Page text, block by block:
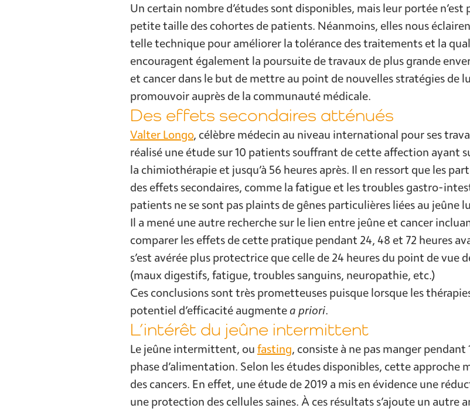
Un certain nombre d’études sont disponibles, mais leur portée
petite taille des cohortes de patients. Néanmoins, elles nous
telle technique pour améliorer la tolérance des traitements et la
encouragent également la poursuite de travaux de plus grande
et cancer dans le but de mettre au point de nouvelles stratégies de
promouvoir auprès de la communauté médicale.
Des effets secondaires atténués
Valter Longo, célèbre médecin au niveau international pour ses
réalisé une étude sur 10 patients souffrant de cette affection ayant
la chimiothérapie et jusqu’à 56 heures après. Il en ressort que les
des effets secondaires, comme la fatigue et les troubles gastro-
patients ne se sont pas plaints de gênes particulières liées au jeûne
Il a mené une autre recherche sur le lien entre jeûne et cancer
comparer les effets de cette pratique pendant 24, 48 et 72 heures
s’est avérée plus protectrice que celle de 24 heures du point de vue
(maux digestifs, fatigue, troubles sanguins, neuropathie, etc.)
Ces conclusions sont très prometteuses puisque lorsque les
potentiel d’efficacité augmentea priori.
L’intérêt du jeûne intermittent
Le jeûne intermittent, ou fasting, consiste à ne pas manger
phase d’alimentation. Selon les études disponibles, cette
des cancers. En effet, une étude de 2019 a mis en évidence une
une protection des cellules saines. À ces résultats s’ajoute un